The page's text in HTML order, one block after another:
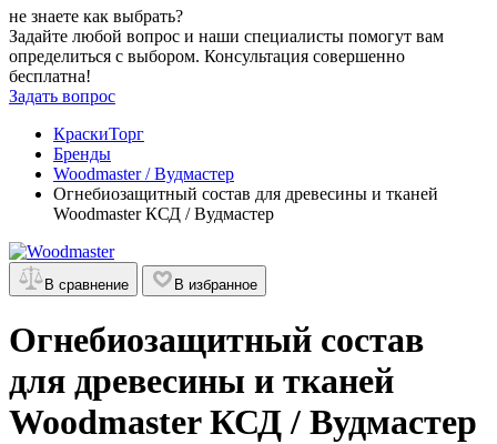
не знаете как выбрать?
Задайте любой вопрос и наши специалисты помогут вам
определиться с выбором. Консультация совершенно
бесплатна!
Задать вопрос
КраскиТорг
Бренды
Woodmaster / Вудмастер
Огнебиозащитный состав для древесины и тканей
Woodmaster КСД / Вудмастер
В сравнение В избранное
Огнебиозащитный состав
для древесины и тканей
Woodmaster КСД / Вудмастер